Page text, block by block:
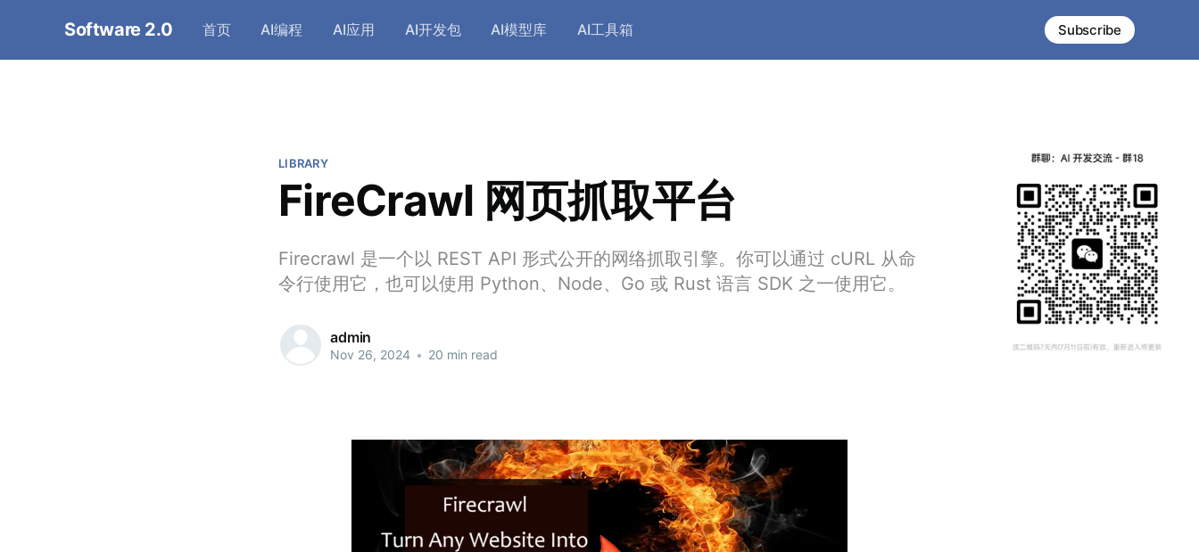
Software 2.0 首页 AI编程 AI应用 AI开发包 AI模型库 AI工具箱 Subscribe
LIBRARY
FireCrawl 网页抓取平台
Firecrawl 是一个以 REST API 形式公开的网络抓取引擎。你可以通过 cURL 从命
令行使用它，也可以使用 Python、Node、Go 或 Rust 语言 SDK 之一使用它。
admin
Nov 26, 2024 • 20 min read